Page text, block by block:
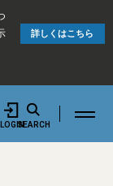
詳しくはこちら
LOGINSEARCH